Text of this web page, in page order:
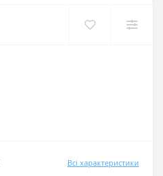
Всі характеристики